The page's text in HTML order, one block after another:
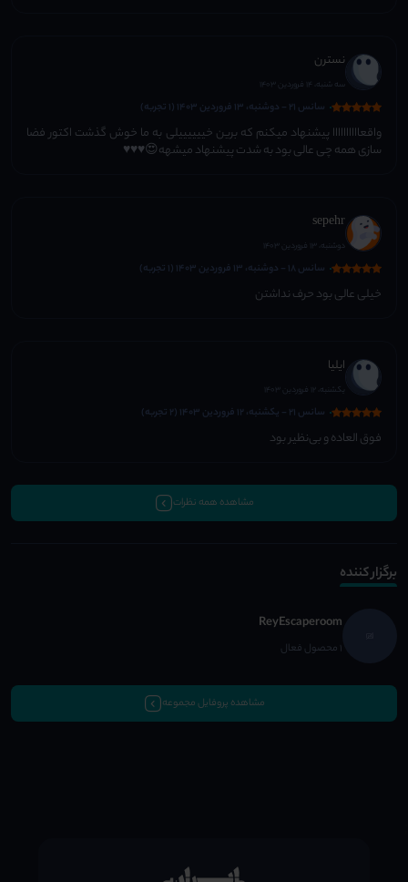
نسترن
سه شنبه، 14 فروردین 1403
سانس 21 - دوشنبه، 13 فروردین 1403 (1 تجربه)
واقعاااااااااا پیشنهاد میکنم که برین خییییییلی به ما خوش گذشت اکتور فضا
سازی همه چی عالی بود به شدت پیشنهاد میشهه😍♥️♥️♥️
sepehr
دوشنبه، 13 فروردین 1403
سانس 18 - دوشنبه، 13 فروردین 1403 (1 تجربه)
خیلی عالی بود حرف نداشتن
ایلیا
یکشنبه، 12 فروردین 1403
سانس 21 - یکشنبه، 12 فروردین 1403 (2 تجربه)
فوق العاده و بی‌نظیر بود
مشاهده همه نظرات
برگزار کننده
ReyEscaperoom
1 محصول فعال
مشاهده پروفایل مجموعه